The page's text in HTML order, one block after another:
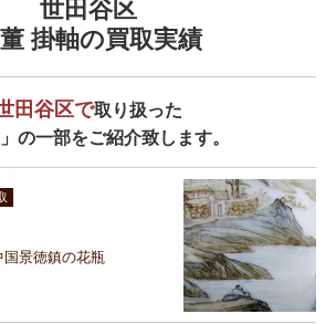
世田谷区
掛軸の買取実績
田谷区で取り扱った
」の一部をご紹介致します。
景徳鎮の花瓶